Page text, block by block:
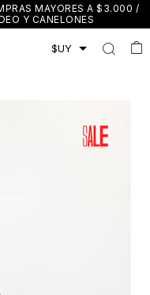
MAYORES A $3.000 /
Y CANELONES